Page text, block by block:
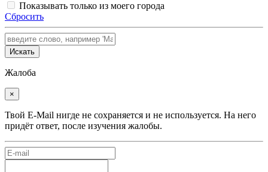
Показывать только из моего города
Сбросить
Искать
Жалоба
×
Твой E-Mail нигде не сохраняется и не используется. На него
придёт ответ, после изучения жалобы.